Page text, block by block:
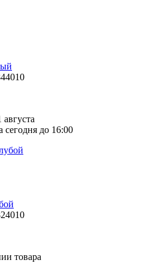
августа
сегодня до 16:00
товара